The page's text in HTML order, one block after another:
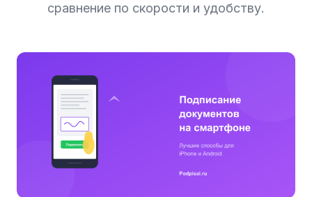
сравнение по скорости и удобству.